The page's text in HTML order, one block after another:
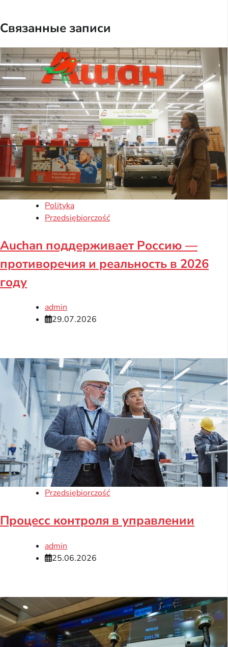
Связанные записи
Polityka
Przedsiębiorczość
Auchan поддерживает Россию —
противоречия и реальность в 2026
году
admin
29.07.2026
Przedsiębiorczość
Процесс контроля в управлении
admin
25.06.2026